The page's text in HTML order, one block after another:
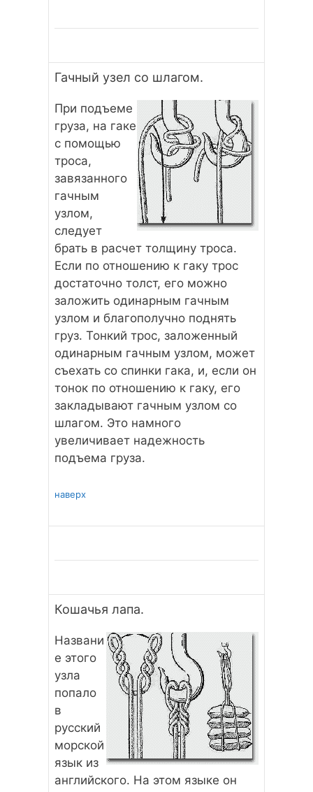
Гачный узел со шлагом.
При подъеме
груза, на гаке
с помощью
троса,
завязанного
гачным
узлом,
следует
брать в расчет толщину троса.
Если по отношению к гаку трос
достаточно толст, его можно
заложить одинарным гачным
узлом и благополучно поднять
груз. Тонкий трос, заложенный
одинарным гачным узлом, может
съехать со спинки гака, и, если он
тонок по отношению к гаку, его
закладывают гачным узлом со
шлагом. Это намного
увеличивает надежность
подъема груза.
наверх
Кошачья лапа.
Названи
е этого
узла
попало
в
русский
морской
язык из
английского. На этом языке он